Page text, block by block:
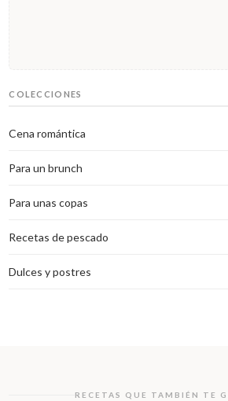
COLECCIONES
Cena romántica
Para un brunch
Para unas copas
Recetas de pescado
Dulces y postres
RECETAS QUE TAMBIÉN TE